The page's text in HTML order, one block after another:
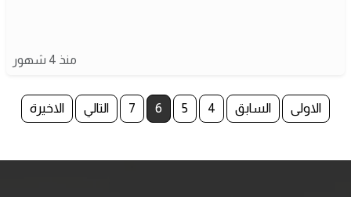
منذ 4 شهور
الاولى السابق 4
5
6
7 التالي الاخيرة